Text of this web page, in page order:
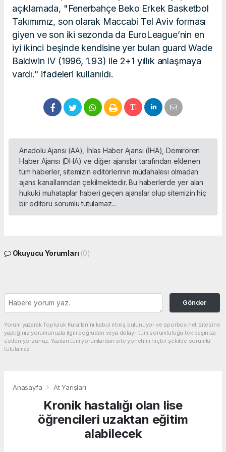
açıklamada, "Fenerbahçe Beko Erkek Basketbol
Takımımız, son olarak Maccabi Tel Aviv forması
giyen ve son iki sezonda da EuroLeague’nin en
iyi ikinci beşinde kendisine yer bulan guard Wade
Baldwin IV (1996, 1.93) ile 2+1 yıllık anlaşmaya
vardı." ifadeleri kullanıldı.
Anadolu Ajansı (AA), İhlas Haber Ajansı (İHA), Demirören
Haber Ajansı (DHA) ve diğer ajanslar tarafından eklenen
tüm haberler, sitemizin editörlerinin müdahalesi olmadan
ajans kanallarından çekilmektedir. Bu haberlerde yer alan
hukuki muhataplar haberi geçen ajanslar olup sitemizin hiç
bir editörü sorumlu tutulamaz...
Okuyucu Yorumları (0)
Gönder
Yorum yazarak Topluluk Kuralları’nı kabul etmiş bulunuyor ve sporbox.net sitesine
yaptığınız yorumunuzla ilgili doğrudan veya dolaylı tüm sorumluluğu tek başınıza
üstleniyorsunuz. Yazılan tüm yorumlardan site yönetimi hiçbir şekilde sorumlu
tutulamaz.
Anasayfa At Yarışları
Kronik hastalığı olan lise
öğrencileri uzaktan eğitim
alabilecek